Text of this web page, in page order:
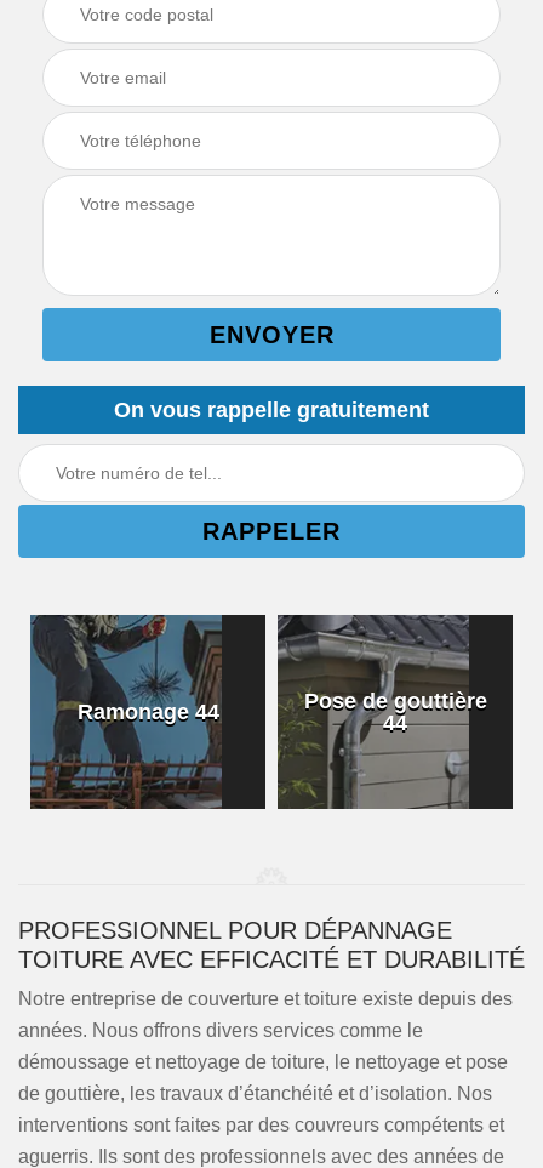
On vous rappelle gratuitement
Ramonage 44
Pose de gouttière
44
PROFESSIONNEL POUR DÉPANNAGE
TOITURE AVEC EFFICACITÉ ET DURABILITÉ
Notre entreprise de couverture et toiture existe depuis des
années. Nous offrons divers services comme le
démoussage et nettoyage de toiture, le nettoyage et pose
de gouttière, les travaux d’étanchéité et d’isolation. Nos
interventions sont faites par des couvreurs compétents et
aguerris. Ils sont des professionnels avec des années de